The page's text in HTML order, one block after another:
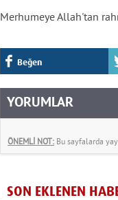
Merhumeye Allah'tan
Beğen
YORUMLAR
ÖNEMLİ NOT: Bu sayfalarda
SON EKLENEN